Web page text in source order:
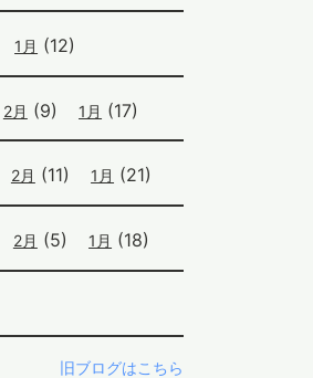
1月 (12)
2月 (9) 1月 (17)
2月 (11) 1月 (21)
2月 (5) 1月 (18)
旧ブログはこちら